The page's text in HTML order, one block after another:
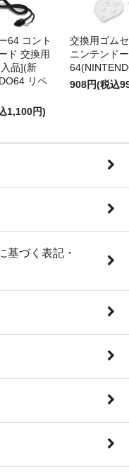
64 コント
ド 交換用
品](新
リペ
1,100円)
交換用ゴム
ニンテンドー
908円(税込
基づく表記・